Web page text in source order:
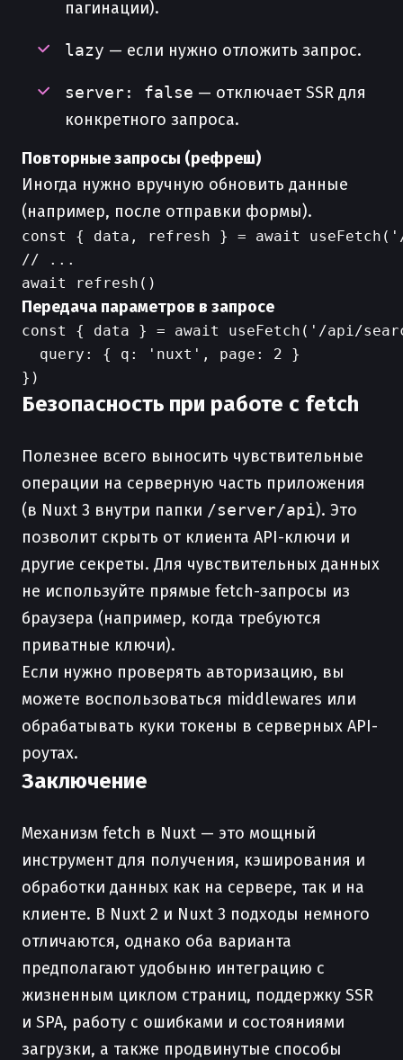
пагинации).
lazy — если нужно отложить запрос.
server: false — отключает SSR для
конкретного запроса.
Повторные запросы (рефреш)
Иногда нужно вручную обновить данные
(например, после отправки формы).
const { data, refresh } = await
// ...
Передача параметров в запросе
const { data } = await useFetch('/api/
  query: { q: 'nuxt', page: 2 }
Безопасность при работе с fetch
Полезнее всего выносить чувствительные
операции на серверную часть приложения
(в Nuxt 3 внутри папки /server/api). Это
позволит скрыть от клиента API-ключи и
другие секреты. Для чувствительных данных
не используйте прямые fetch-запросы из
браузера (например, когда требуются
приватные ключи).
Если нужно проверять авторизацию, вы
можете воспользоваться middlewares или
обрабатывать куки токены в серверных API-
роутах.
Заключение
Механизм fetch в Nuxt — это мощный
инструмент для получения, кэширования и
обработки данных как на сервере, так и на
клиенте. В Nuxt 2 и Nuxt 3 подходы немного
отличаются, однако оба варианта
предполагают удобыню интеграцию с
жизненным циклом страниц, поддержку SSR
и SPA, работу с ошибками и состояниями
загрузки, а также продвинутые способы